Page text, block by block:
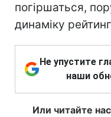
погіршаться,
динаміку
Не упустите
наши
Или читайте